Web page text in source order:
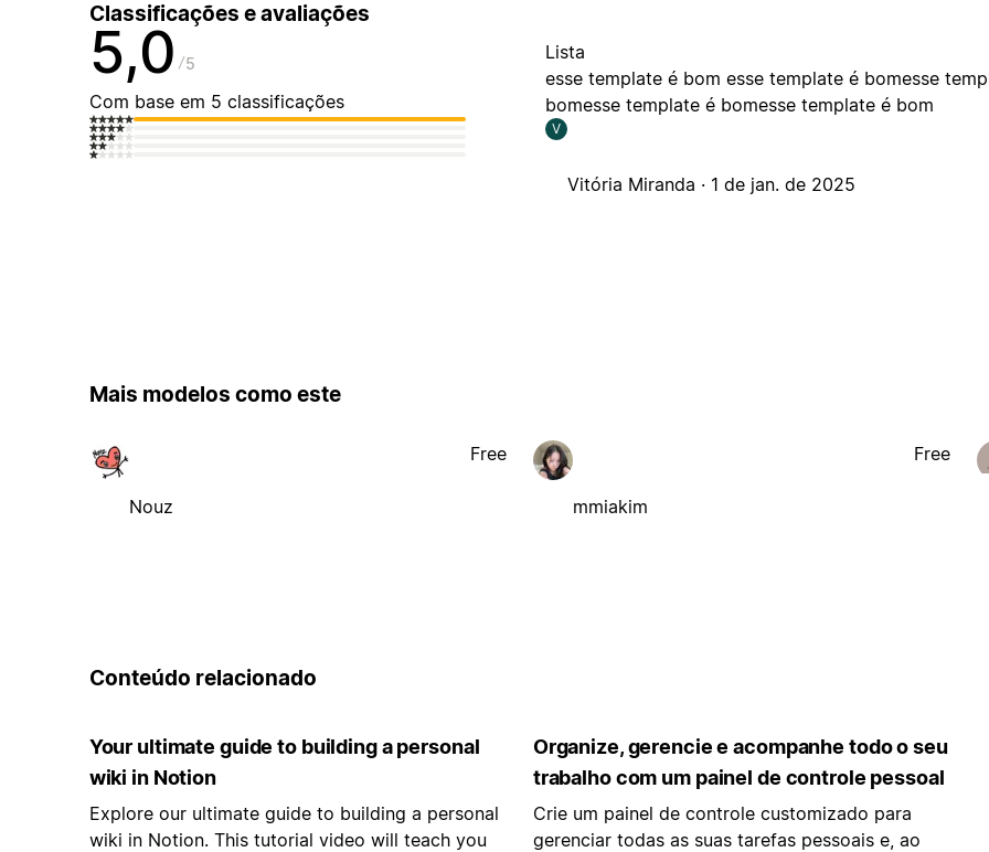
Classificações e avaliações
5,0 5
Com base em 5 classificações
Lista
esse template é bom esse template é bomesse
bomesse template é bomesse template é bom
V
Vitória Miranda · 1 de jan. de 2025
Mais modelos como este
Nouz
Free
mmiakim
Free
Conteúdo relacionado
Your ultimate guide to building a personal
wiki in Notion
Explore our ultimate guide to building a personal
wiki in Notion. This tutorial video will teach you
Organize, gerencie e acompanhe todo o seu
trabalho com um painel de controle pessoal
Crie um painel de controle customizado para
gerenciar todas as suas tarefas pessoais e, ao